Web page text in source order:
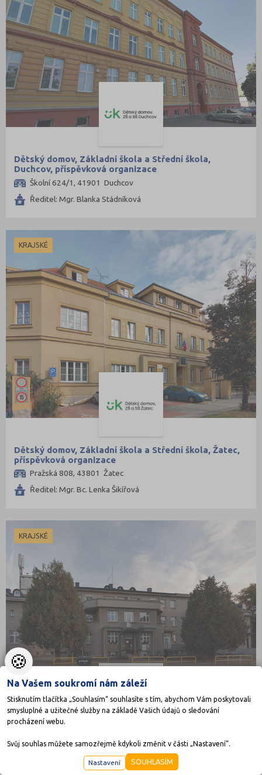
Dětský domov, Základní škola a Střední škola,
Duchcov, příspěvková organizace
Školní 624/1, 41901 Duchcov
Ředitel: Mgr. Blanka Stádníková
KRAJSKÉ
Dětský domov, Základní škola a Střední škola, Žatec,
příspěvková organizace
Pražská 808, 43801 Žatec
Ředitel: Mgr. Bc. Lenka Šikířová
KRAJSKÉ
Dětský domov, Základní škola speciální a Praktická
škola, Jaroměř
Palackého 142, 55101 Jaroměř
🍪
Na Vašem soukromí nám záleží
Stisknutím tlačítka „Souhlasím“ souhlasíte s tím, abychom Vám poskytovali
smysluplné a užitečné služby na základě Vašich údajů o sledování
procházení webu.
Svůj souhlas můžete samozřejmě kdykoli změnit v části „Nastavení“.
Nastavení SOUHLASÍM